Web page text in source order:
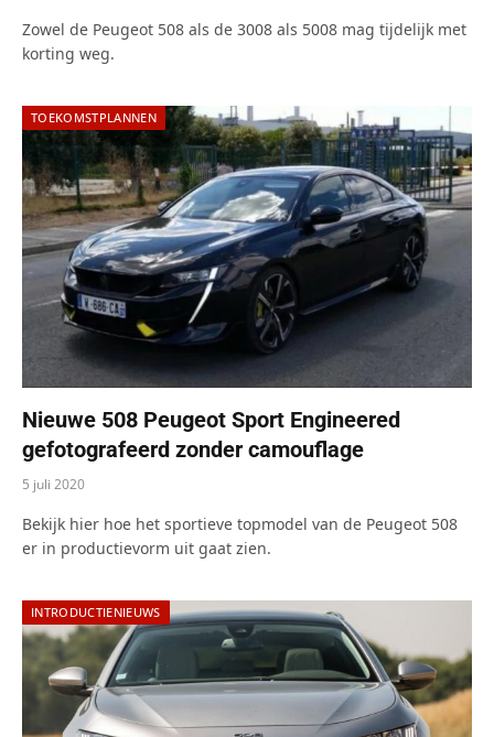
Zowel de Peugeot 508 als de 3008 als 5008 mag tijdelijk met
korting weg.
TOEKOMSTPLANNEN
Nieuwe 508 Peugeot Sport Engineered
gefotografeerd zonder camouflage
5 juli 2020
Bekijk hier hoe het sportieve topmodel van de Peugeot 508
er in productievorm uit gaat zien.
INTRODUCTIENIEUWS